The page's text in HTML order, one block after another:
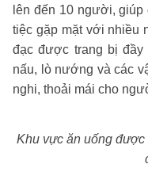
lên đến 10 người,
tiệc gặp mặt với nhiều
đạc được trang bị đầy
nấu, lò nướng và các
nghi, thoải mái cho
Khu vực ăn uống